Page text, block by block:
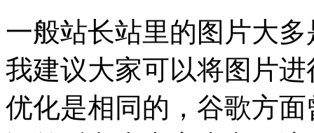
一般站长站里的图片大
我建议大家可以将图片
优化是相同的，谷歌方